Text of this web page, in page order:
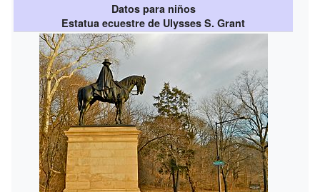
Datos para niños
Estatua ecuestre de Ulysses S. Grant